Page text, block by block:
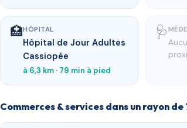
🏥HÔPITAL
Hôpital de Jour Adultes
Cassiopée
à 6,3 km · 79 min à pied
🩺
Commerces & services dans un rayon de